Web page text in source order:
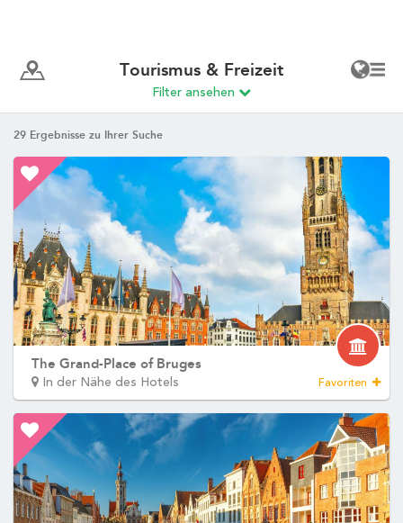
Martin's RentmeesterijBilzen, 4*
Martin's Relais
Bruges, 4*
Martin's BruggeBruges, 3*
Martin's Brussels EU Bruxelles, 4*
Martin's Château du LacGenval, 5*
Martin's Manoir
Genval, 4*
Martin's Louvain-la-NeuveLouvain-la-Neuve, 3*
Martin's All SuitesLouvain-la-Neuve, 4*
Martin's Klooster Louvain, 4*
Martin's Dream HotelMons, 4*
Martin's RedTubize, 4*
DEntdecken Sie alle unsere Hotels
Startseite
Bar
Events
Umgebung
Galerie
Kontakt
Praktische
Kontakt